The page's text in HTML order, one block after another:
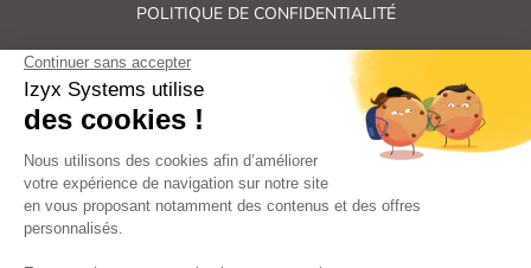
POLITIQUE DE CONFIDENTIALITÉ
Tous droits réservés Izyx Systems ©
Contrôle des accès et verrouillage de porte : serrure électrique,
gâche électrique, ventouse électromagnétique